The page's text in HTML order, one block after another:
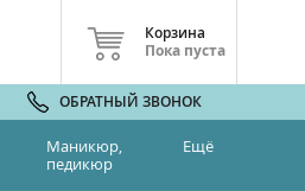
Корзина
Пока пуста
ОБРАТНЫЙ ЗВОНОК
Маникюр,
педикюр
Ещё